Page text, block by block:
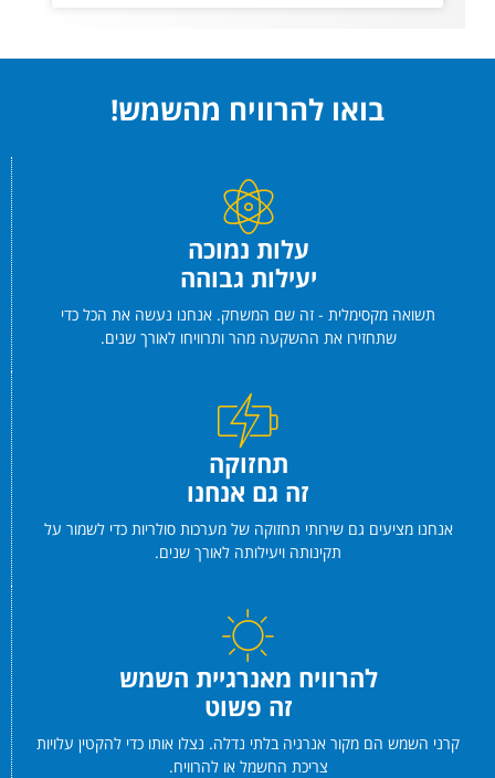
בואו להרוויח מהשמש!
עלות נמוכה
יעילות גבוהה
תשואה מקסימלית - זה שם המשחק. אנחנו נעשה את הכל כדי
שתחזירו את ההשקעה מהר ותרוויחו לאורך שנים.
תחזוקה
זה גם אנחנו
אנחנו מציעים גם שירותי תחזוקה של מערכות סולריות כדי לשמור על
תקינותה ויעילותה לאורך שנים.
להרוויח מאנרגיית השמש
זה פשוט
קרני השמש הם מקור אנרגיה בלתי נדלה. נצלו אותו כדי להקטין עלויות
צריכת החשמל או להרוויח.